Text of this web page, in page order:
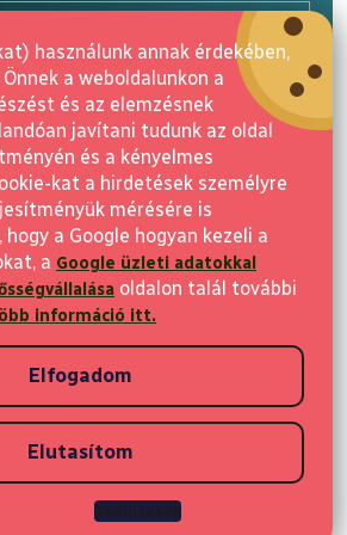
használunk annak érdekében,
a weboldalunkon a
és az elemzésnek
javítani tudunk az oldal
és a kényelmes
kat a hirdetések személyre
mérésére is
hogy a Google hogyan kezeli a
a Google üzleti adatokkal
oldalon talál további
információ itt.
Beállítások
Elutasítom
Elfogadom
Feliratkozás
Shoptet készítette
Elvisia. Minden jog fenntartva.